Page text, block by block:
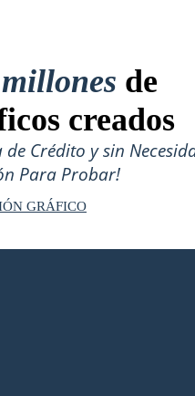
de
creados
de Crédito y sin
Para Probar!
GRÁFICO